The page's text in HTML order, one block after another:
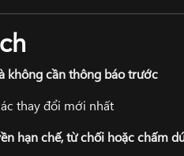
không cần thông báo trước
thay đổi mới nhất
hạn chế, từ chối hoặc chấm